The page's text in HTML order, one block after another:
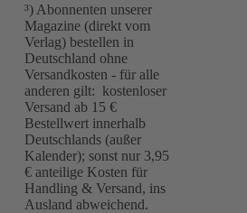
³) Abonnenten unserer
Magazine (direkt vom
Verlag) bestellen in
Deutschland ohne
Versandkosten - für alle
anderen gilt: kostenloser
Versand ab 15 €
Bestellwert innerhalb
Deutschlands (außer
Kalender); sonst nur 3,95
€ anteilige Kosten für
Handling & Versand, ins
Ausland abweichend.